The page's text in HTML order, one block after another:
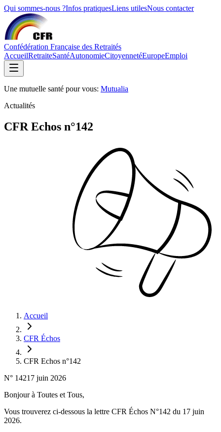
Qui sommes-nous ?Infos pratiquesLiens utilesNous contacter
Confédération Française des Retraités
AccueilRetraiteSantéAutonomieCitoyennetéEuropeEmploi
Une mutuelle santé pour vous: Mutualia
Actualités
CFR Echos n°142
Accueil
CFR Échos
CFR Echos n°142
N° 14217 juin 2026
Bonjour à Toutes et Tous,
Vous trouverez ci-dessous la lettre CFR Échos N°142 du 17 juin
2026.